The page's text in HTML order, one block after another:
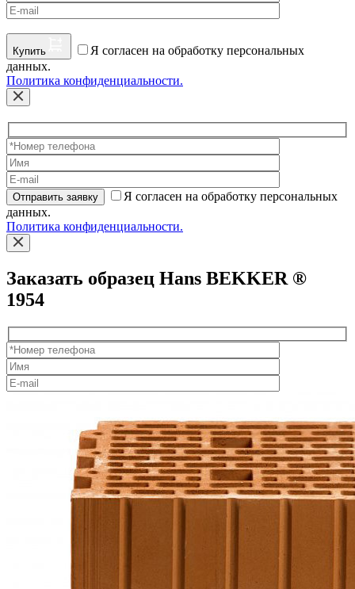
Купить
Я согласен на обработку персональных
данных.
Политика конфиденциальности.
Отправить заявку
Я согласен на обработку персональных
данных.
Политика конфиденциальности.
Заказать образец Hans BEKKER ®
1954